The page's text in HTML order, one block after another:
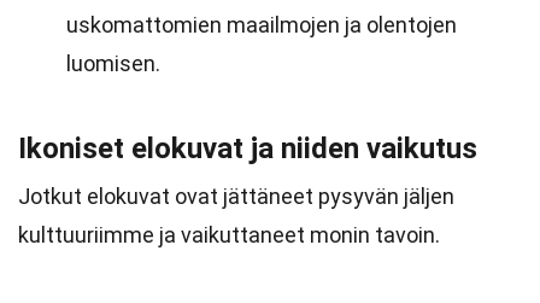
uskomattomien maailmojen ja olentojen
luomisen.
Ikoniset elokuvat ja niiden vaikutus
Jotkut elokuvat ovat jättäneet pysyvän jäljen
kulttuuriimme ja vaikuttaneet monin tavoin.